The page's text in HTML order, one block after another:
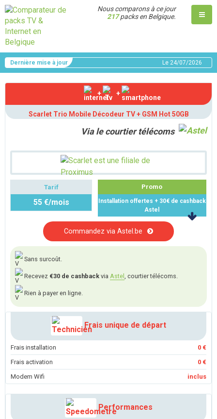
Nous comparons à ce jour
217packs en Belgique.
Dernière mise à jour Le 24/07/2026
+ +
Scarlet Trio Mobile Décodeur TV + GSM Hot 50GB
Via le courtier télécoms
Tarif
55 €/mois
Promo
Installation offertes + 30€ de cashback
Astel
Commandez via Astel.be
Sans surcoût.
Recevez €30 de cashback via Astel , courtier télécoms.
Rien à payer en ligne.
Frais unique de départ
Frais installation
0 €
Frais activation
0 €
Modem Wifi
inclus
Performances